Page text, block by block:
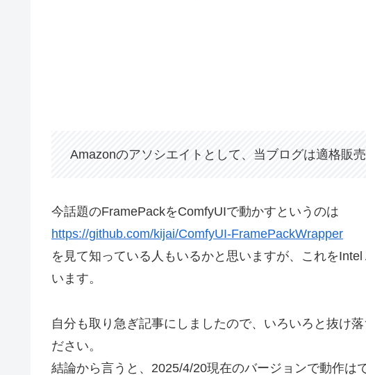
Amazonのアソシエイトとして、当ブログは適格販
今話題のFramePackをComfyUIで動かすというのは
https://github.com/kijai/ComfyUI-FramePackWrapper
を見て知っている人もいるかと思いますが、これを
います。
自分も取り急ぎ記事にしましたので、いろいろと抜け
ださい。
結論から言うと、2025/4/20現在のバージョンで動作は